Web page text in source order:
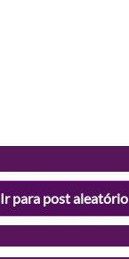
Ir para post aleatório